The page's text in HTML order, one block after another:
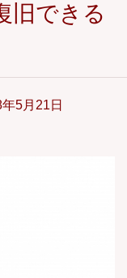
旧できる
5月21日